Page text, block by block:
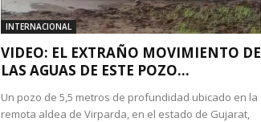
INTERNACIONAL
VIDEO: EL EXTRAÑO MOVIMIENTO DE
LAS AGUAS DE ESTE POZO...
Un pozo de 5,5 metros de profundidad ubicado en la
remota aldea de Virparda, en el estado de Gujarat,